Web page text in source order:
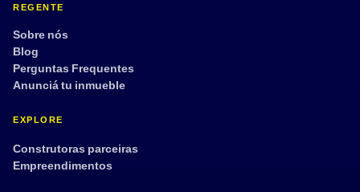
REGENTE
Sobre nós
Blog
Perguntas Frequentes
Anunciá tu inmueble
EXPLORE
Construtoras parceiras
Empreendimentos